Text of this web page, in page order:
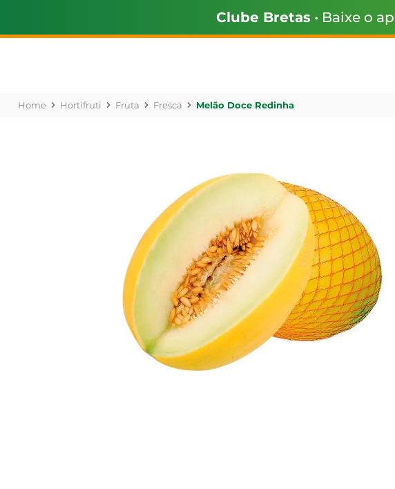
Clube Bretas • Baixe o
Hortifruti Fruta Fresca Melão Doce Redinha